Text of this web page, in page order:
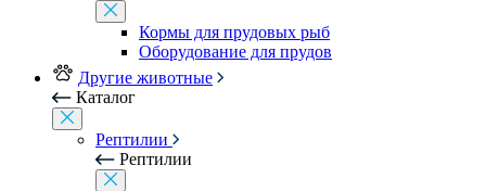
Кормы для прудовых рыб
Оборудование для прудов
Другие животные
Каталог
Рептилии
Рептилии